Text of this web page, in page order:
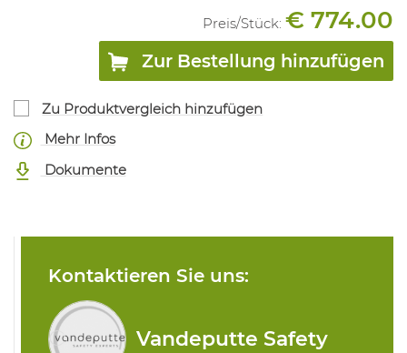
Preis/Stück: € 774.00
Zur Bestellung hinzufügen
Zu Produktvergleich hinzufügen
Mehr Infos
Dokumente
Kontaktieren Sie uns:
Vandeputte Safety